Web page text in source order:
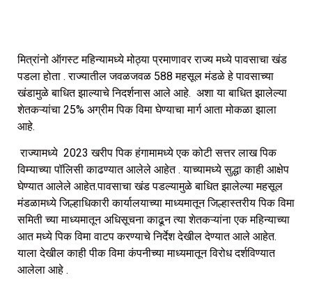
मित्रांनो ऑगस्ट महिन्यामध्ये मोठ्या प्रमाणावर राज्य मध्ये पावसाचा खंड
पडला होता . राज्यातील जवळजवळ 588 महसूल मंडळे हे पावसाच्या
खंडामुळे बाधित झाल्याचे निदर्शनास आले आहे. अशा या बाधित झालेल्या
शेतकऱ्यांचा 25% अग्रीम पिक विमा घेण्याचा मार्ग आता मोकळा झाला
आहे.
राज्यामध्ये 2023 खरीप पिक हंगामामध्ये एक कोटी सत्तर लाख पिक
विम्याच्या पॉलिसी काढण्यात आलेले आहेत . याच्यामध्ये सुद्धा काही आक्षेप
घेण्यात आलेले आहेत.पावसाचा खंड पडल्यामुळे बाधित झालेल्या महसूल
मंडळामध्ये जिल्हाधिकारी कार्यालयाच्या माध्यमातून जिल्हास्तरीय पिक विमा
समिती च्या माध्यमातून अधिसूचना काढून त्या शेतकऱ्यांना एक महिन्याच्या
आत मध्ये पिक विमा वाटप करण्याचे निर्देश देखील देण्यात आले आहेत.
याला देखील काही पीक विमा कंपनीच्या माध्यमातून विरोध दर्शविण्यात
आलेला आहे .